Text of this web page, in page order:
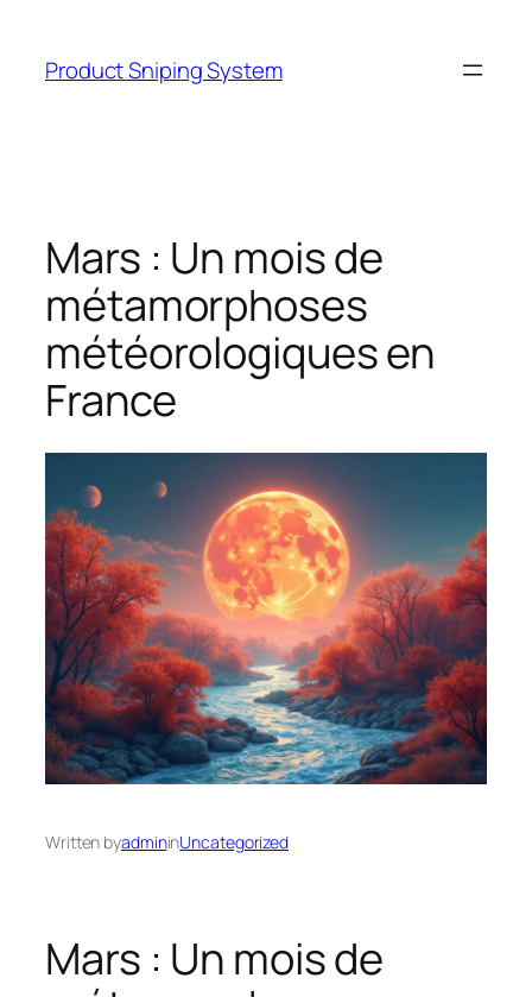
content
Product Sniping System
Mars : Un mois de
métamorphoses
météorologiques en
France
Written byadmininUncategorized
Mars : Un mois de